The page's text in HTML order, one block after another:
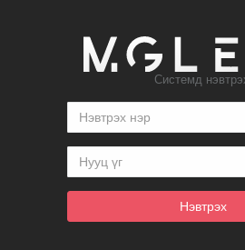
Системд
Нэвтрэх